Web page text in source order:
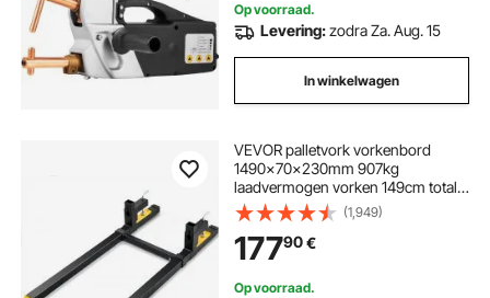
Op voorraad.
Levering:zodra Za. Aug. 15
In winkelwagen
VEVOR palletvork vorkenbord
1490x70x230mm 907kg
laadvermogen vorken 149cm totale
lengte met 109,2cm vorkblad
vorkheftruck 495-915mm
verstelbare
(1,949)
17790€
Op voorraad.